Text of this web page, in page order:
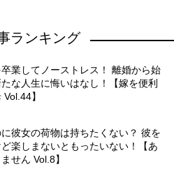
ランキング
業してノーストレス！ 離婚から始
な人生に悔いはなし！【嫁を便利
】
彼女の荷物は持ちたくない？ 彼を
楽しまないともったいない！【あ
せん Vol.8】